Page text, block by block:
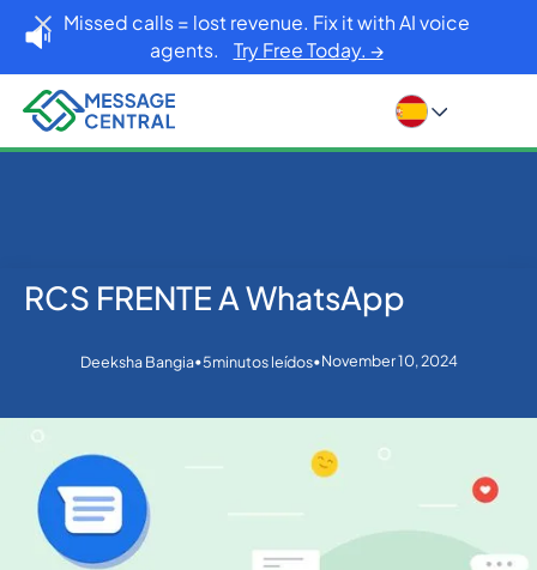
Missed calls = lost revenue. Fix it with AI voice
agents. Try Free Today. →
Inicio Blog
WhatsApp
RCS FRENTE A WhatsApp
Deeksha Bangia•5minutos leídos•November 10, 2024